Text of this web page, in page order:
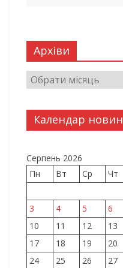
Архіви
Календар новин
Серпень 2026
Пн
Вт Ср Чт
3
4 5 6
10
11 12 13
17
18 19 20
24
25 26 27